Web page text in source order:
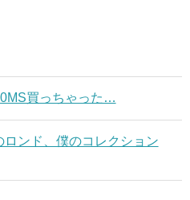
買っちゃった…
ロンド、僕のコレクション